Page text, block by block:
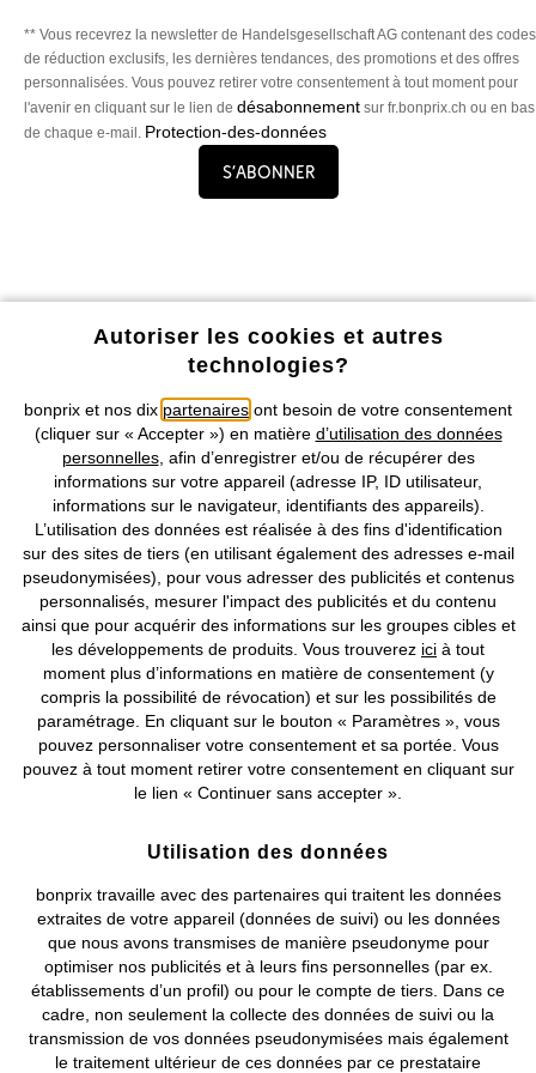
** Vous recevrez la newsletter de Handelsgesellschaft AG contenant des codes
de réduction exclusifs, les dernières tendances, des promotions et des offres
personnalisées. Vous pouvez retirer votre consentement à tout moment pour
l'avenir en cliquant sur le lien de désabonnement sur fr.bonprix.ch ou en bas
de chaque e-mail. Protection-des-données
S’abonner
Nos Moyens de Paiement
Nos Collections
Notre Entreprise
Retrouvez bonprix sur
Prix indiqués TVA comprise avec en sus frais de port & de service
CGV Données personnelles Paramètres des cookies
Mentions légales Résilier le contrat
© 2026 bonprix.Tous droits réservés.
Autoriser les cookies et autres
technologies?
bonprix et nos dix partenaires ont besoin de votre consentement
(cliquer sur « Accepter ») en matière d’utilisation des données
personnelles, afin d’enregistrer et/ou de récupérer des
informations sur votre appareil (adresse IP, ID utilisateur,
informations sur le navigateur, identifiants des appareils).
L’utilisation des données est réalisée à des fins d'identification
sur des sites de tiers (en utilisant également des adresses e-mail
pseudonymisées), pour vous adresser des publicités et contenus
personnalisés, mesurer l'impact des publicités et du contenu
ainsi que pour acquérir des informations sur les groupes cibles et
les développements de produits. Vous trouverez ici à tout
moment plus d’informations en matière de consentement (y
compris la possibilité de révocation) et sur les possibilités de
paramétrage. En cliquant sur le bouton « Paramètres », vous
pouvez personnaliser votre consentement et sa portée. Vous
pouvez à tout moment retirer votre consentement en cliquant sur
le lien « Continuer sans accepter ».
Utilisation des données
bonprix travaille avec des partenaires qui traitent les données
extraites de votre appareil (données de suivi) ou les données
que nous avons transmises de manière pseudonyme pour
optimiser nos publicités et à leurs fins personnelles (par ex.
établissements d’un profil) ou pour le compte de tiers. Dans ce
cadre, non seulement la collecte des données de suivi ou la
transmission de vos données pseudonymisées mais également
le traitement ultérieur de ces données par ce prestataire